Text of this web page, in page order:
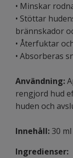
• Minskar
• Stöttar
brännskador
• Återfuktar
• Absorberas
Användning:
rengjord hud
huden och
Innehåll: 30 ml
Ingredienser: